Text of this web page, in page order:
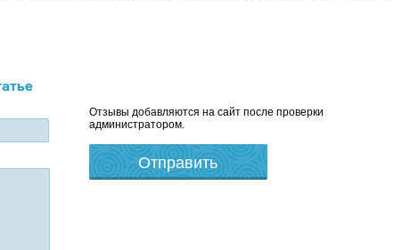
Отзывы добавляются на сайт после проверки
администратором.